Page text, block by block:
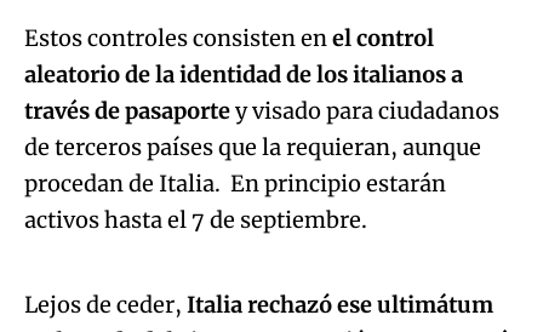
Estos controles consisten enel control
aleatorio de la identidad de los italianos a
través de pasaportey visado para ciudadanos
de terceros países que la requieran, aunque
procedan de Italia. En principio estarán
activos hasta el 7 de septiembre.
Algo salió mal.
An error occurred, please try again later.
Lejos de ceder, Italia rechazó ese ultimátum